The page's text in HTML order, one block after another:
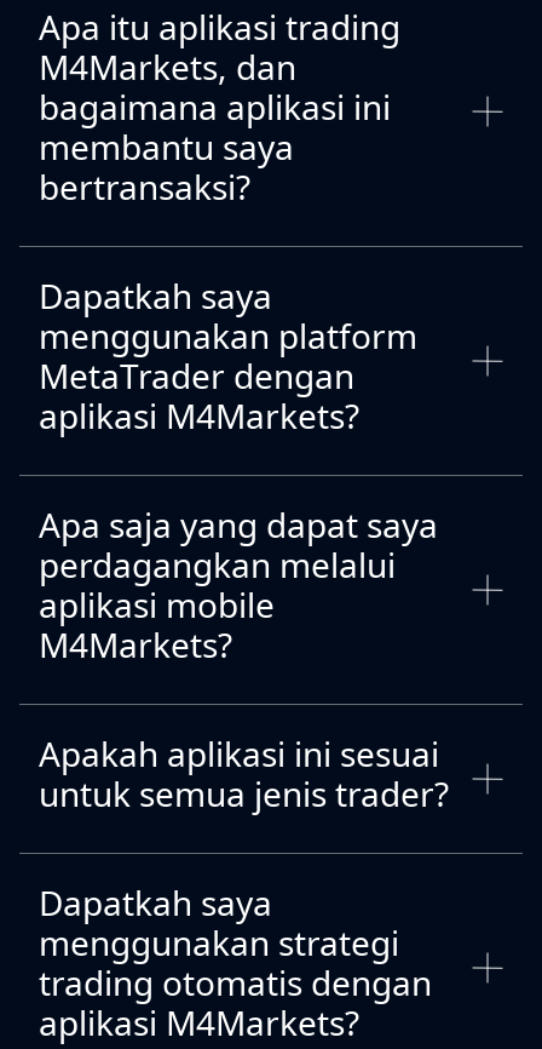
Apa itu aplikasi trading
M4Markets, dan
bagaimana aplikasi ini
membantu saya
bertransaksi?
Dapatkah saya
menggunakan platform
MetaTrader dengan
aplikasi M4Markets?
Apa saja yang dapat saya
perdagangkan melalui
aplikasi mobile
M4Markets?
Apakah aplikasi ini sesuai
untuk semua jenis trader?
Dapatkah saya
menggunakan strategi
trading otomatis dengan
aplikasi M4Markets?